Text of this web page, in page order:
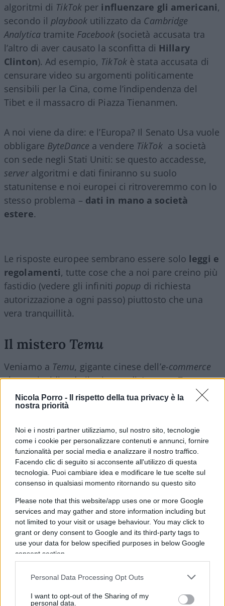
Nicola Porro -
Il rispetto della tua privacy è la
nostra priorità
Noi e i nostri partner utilizziamo, sul nostro sito, tecnologie
come i cookie per personalizzare contenuti e annunci, fornire
funzionalità per social media e analizzare il nostro traffico.
Facendo clic di seguito si acconsente all'utilizzo di questa
tecnologia. Puoi cambiare idea e modificare le tue scelte sul
consenso in qualsiasi momento ritornando su questo sito
Please note that this website/app uses one or more Google
services and may gather and store information including but
not limited to your visit or usage behaviour. You may click to
grant or deny consent to Google and its third-party tags to
use your data for below specified purposes in below Google
consent section.
Personal Data Processing Opt Outs
I want to opt-out of the Sharing of my
personal data.
algoritmi di TikTokper influenzare gli americani,
secondo il playbookutilizzato da Cambridge
Analyticatramite Facebook(società accusata tra
l’altro di aver causato la sconfitta di Hillary
Clinton). Ad esempio, TikTokè stata accusata di
censurare video su argomenti politicamente
sensibili per la Cina, come l’indipendenza del
Tibet e il massacro di Piazza Tienanmen.
A noi viene da dire: e l’Europa? Il Senato Usa vuole
obbligare ByteDance a vendere TikToka società
con sede negli Stati Uniti: se questo accadesse,
serveralgoritmi e dati finiranno su suolo
statunitense e noi europei ci ritroveremmo con lo
stesso problema – dati in mano a società
estere.
Le risposte europee sembrano essere solo leggi e
regolamenti, tutte cose che a noi pare creino più
fastidio (vedere gli infiniti popup di richiesta
autorizzazione a ogni passo) piuttosto che una
vera tranquillità.
Il mistero Temu
Veniamo a Temu, gigante cinese dell’e-commerce
che sta insidiando il primato diAmazon.Temu,
iniziativa della misteriosaPDD Holdings , è
cresciuto rapidamente ed è ora uno dei gruppi di
conAlibaba. I ricavi sono stati nell’ultimo trimestre
pari a 9,4 miliardi di dollari.
del Financial Times, le sue finanze e operazioni
sonoavvolte nel mistero .Temuha molti meno
dipendenti e asset fisici rispetto ai suoi
concorrenti, pur generando entrate paragonabili. I
conti e il modo di operare diPDDsollevano molte
domande. Ad esempio, perché indicatori
corrispondono al livello e alla crescita delle